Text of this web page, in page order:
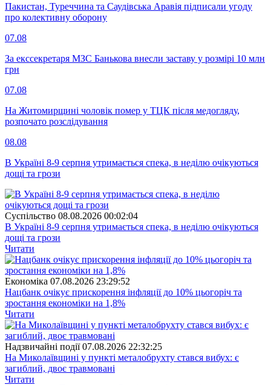
Пакистан, Туреччина та Саудівська Аравія підписали угоду
про колективну оборону
07.08
За екссекретаря МЗС Банькова внесли заставу у розмірі 10 млн
грн
07.08
На Житомирщині чоловік помер у ТЦК після медогляду,
розпочато розслідування
08.08
В Україні 8-9 серпня утримається спека, в неділю очікуються
дощі та грози
Суспiльство 08.08.2026 00:02:04
В Україні 8-9 серпня утримається спека, в неділю очікуються
дощі та грози
Читати
Економіка 07.08.2026 23:29:52
Нацбанк очікує прискорення інфляції до 10% цьогоріч та
зростання економіки на 1,8%
Читати
Надзвичайні події 07.08.2026 22:32:25
На Миколаївщині у пункті металобрухту стався вибух: є
загиблий, двоє травмовані
Читати